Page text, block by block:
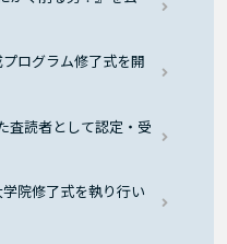
ログラム修了式を開
査読者として認定・受
院修了式を執り行い